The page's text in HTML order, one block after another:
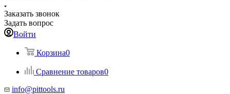
Заказать звонок
Задать вопрос
Войти
Корзина0
Сравнение товаров0
info@pittools.ru